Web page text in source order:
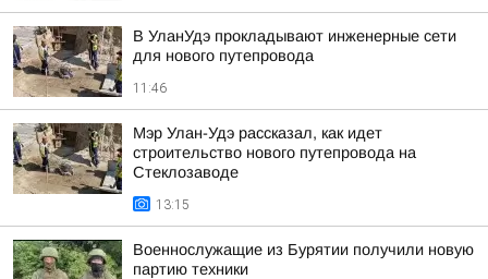
В УланУдэ прокладывают инженерные сети
для нового путепровода
11:46
Мэр Улан-Удэ рассказал, как идет
строительство нового путепровода на
Стеклозаводе
13:15
Военнослужащие из Бурятии получили новую
партию техники